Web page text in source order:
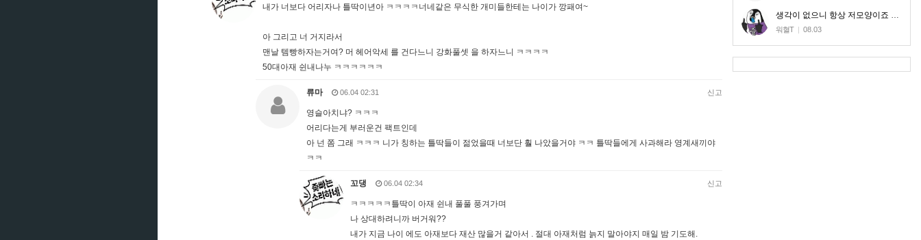
내가 너보다 어리자나 틀딱이년아 ㅋㅋㅋㅋ너네같은 무식한 개미들한테는 나이가 깡패여~
아 그리고 너 거지라서
맨날 템빵하자는거여? 머 헤어악세 를 건다느니 강화풀셋 을 하자느니 ㅋㅋㅋㅋ
50대아재 쉰내나누 ㅋㅋㅋㅋㅋㅋ
류마 06.04 02:31 신고
영슬아치냐? ㅋㅋㅋ
어리다는게 부러운건 팩트인데
아 넌 쫌 그래 ㅋㅋㅋ 니가 칭하는 틀딱들이 젊었을때 너보단 훨 나았을거야 ㅋㅋ 틀딱들에게 사과해라 영계새끼야
ㅋㅋ
꼬댕 06.04 02:34 신고
ㅋㅋㅋㅋㅋ틀딱이 아재 쉰내 풀풀 풍겨가며
나 상대하려니까 버거워??
내가 지금 나이 에도 아재보다 재산 많을거 같아서 . 절대 아재처럼 늙지 말아야지 매일 밤 기도해.
워혈T | 08.03